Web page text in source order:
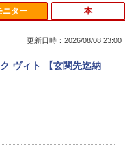
ント】【Windows X
カー おまかせ ノートパ
大画面/DVD/新品 マ
ニター
更新日時：2026/08/08 23:00
ヴィト 【玄関先迄納
本